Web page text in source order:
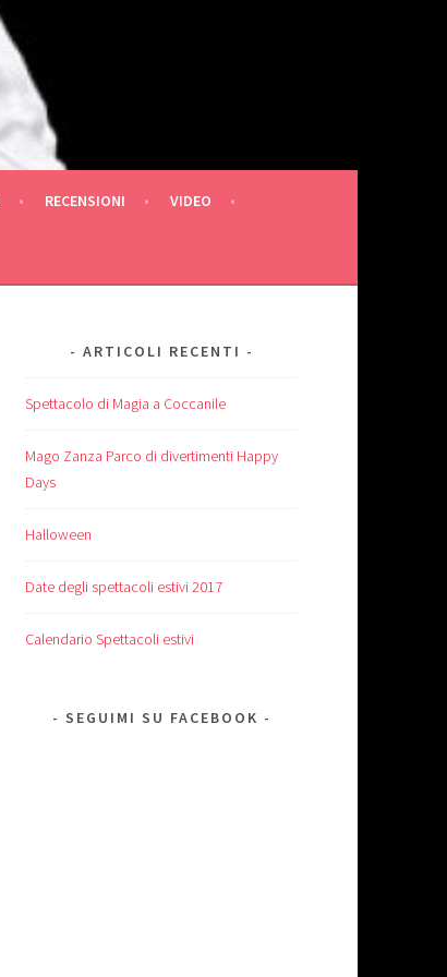
RECENSIONI VIDEO
ARTICOLI RECENTI
Spettacolo di Magia a Coccanile
Mago Zanza Parco di divertimenti Happy
Days
Halloween
Date degli spettacoli estivi 2017
Calendario Spettacoli estivi
SEGUIMI SU FACEBOOK